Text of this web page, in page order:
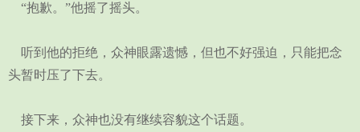
“抱歉。”他摇了摇头。
听到他的拒绝，众神眼露遗憾，但也不好强迫，只能把念
头暂时压了下去。
接下来，众神也没有继续容貌这个话题。